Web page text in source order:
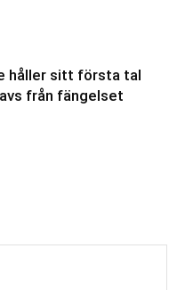
håller sitt första tal
från fängelset